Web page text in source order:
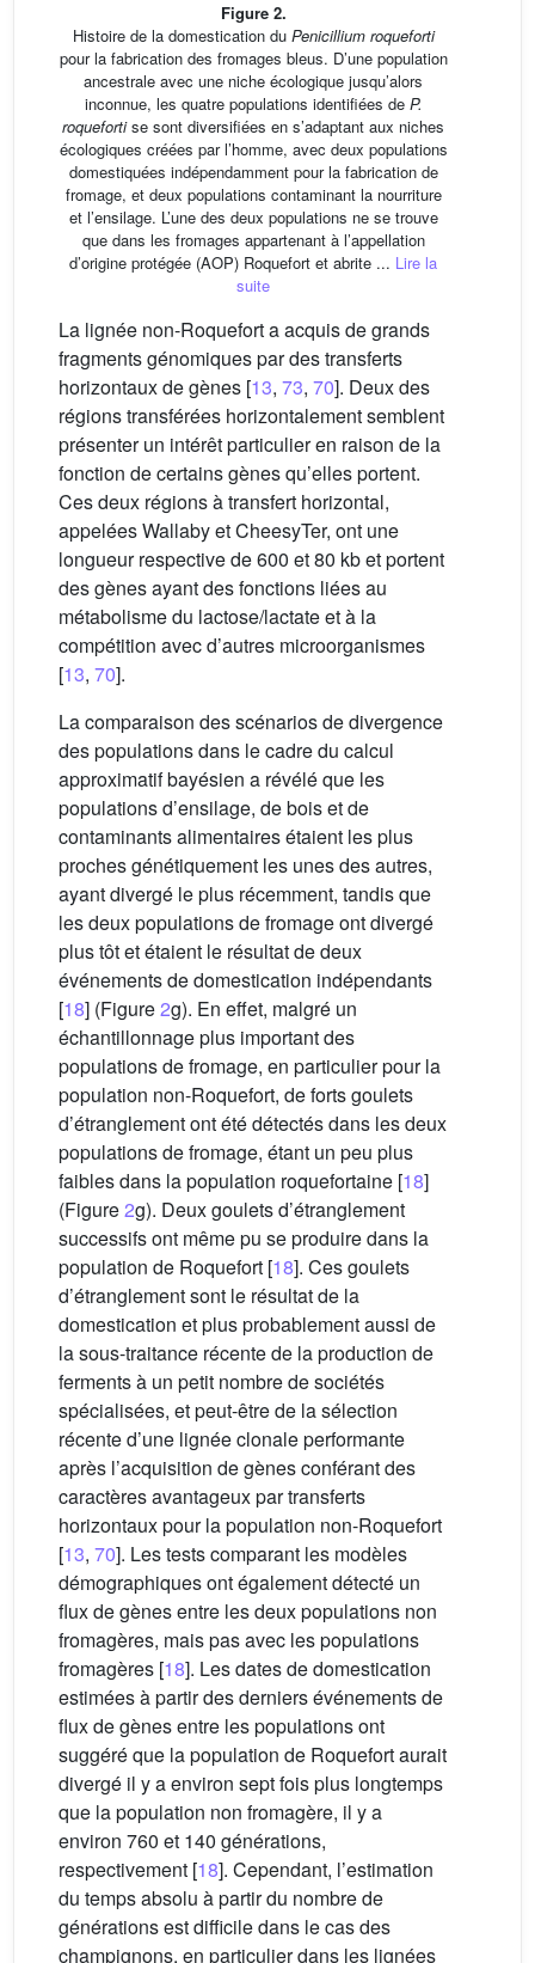
Figure 2.
Histoire de la domestication du Penicillium roqueforti
pour la fabrication des fromages bleus. D’une population
ancestrale avec une niche écologique jusqu’alors
inconnue, les quatre populations identifiées de P.
roquefortise sont diversifiées en s’adaptant aux niches
écologiques créées par l’homme, avec deux populations
domestiquées indépendamment pour la fabrication de
fromage, et deux populations contaminant la nourriture
et l’ensilage. L’une des deux populations ne se trouve
que dans les fromages appartenant à l’appellation
d’origine protégée (AOP) Roquefort et abrite ... Lire la
suite
La lignée non-Roquefort a acquis de grands
fragments génomiques par des transferts
horizontaux de gènes [13, 73, 70]. Deux des
régions transférées horizontalement semblent
présenter un intérêt particulier en raison de la
fonction de certains gènes qu’elles portent.
Ces deux régions à transfert horizontal,
appelées Wallaby et CheesyTer, ont une
longueur respective de 600 et 80 kb et portent
des gènes ayant des fonctions liées au
métabolisme du lactose/lactate et à la
compétition avec d’autres microorganismes
[13, 70].
La comparaison des scénarios de divergence
des populations dans le cadre du calcul
approximatif bayésien a révélé que les
populations d’ensilage, de bois et de
contaminants alimentaires étaient les plus
proches génétiquement les unes des autres,
ayant divergé le plus récemment, tandis que
les deux populations de fromage ont divergé
plus tôt et étaient le résultat de deux
événements de domestication indépendants
[18] (Figure2g). En effet, malgré un
échantillonnage plus important des
populations de fromage, en particulier pour la
population non-Roquefort, de forts goulets
d’étranglement ont été détectés dans les deux
populations de fromage, étant un peu plus
faibles dans la population roquefortaine [18]
(Figure2g). Deux goulets d’étranglement
successifs ont même pu se produire dans la
population de Roquefort [18]. Ces goulets
d’étranglement sont le résultat de la
domestication et plus probablement aussi de
la sous-traitance récente de la production de
ferments à un petit nombre de sociétés
spécialisées, et peut-être de la sélection
récente d’une lignée clonale performante
après l’acquisition de gènes conférant des
caractères avantageux par transferts
horizontaux pour la population non-Roquefort
[13, 70]. Les tests comparant les modèles
démographiques ont également détecté un
flux de gènes entre les deux populations non
fromagères, mais pas avec les populations
fromagères [18]. Les dates de domestication
estimées à partir des derniers événements de
flux de gènes entre les populations ont
suggéré que la population de Roquefort aurait
divergé il y a environ sept fois plus longtemps
que la population non fromagère, il y a
environ 760 et 140 générations,
respectivement [18]. Cependant, l’estimation
du temps absolu à partir du nombre de
générations est difficile dans le cas des
champignons, en particulier dans les lignées